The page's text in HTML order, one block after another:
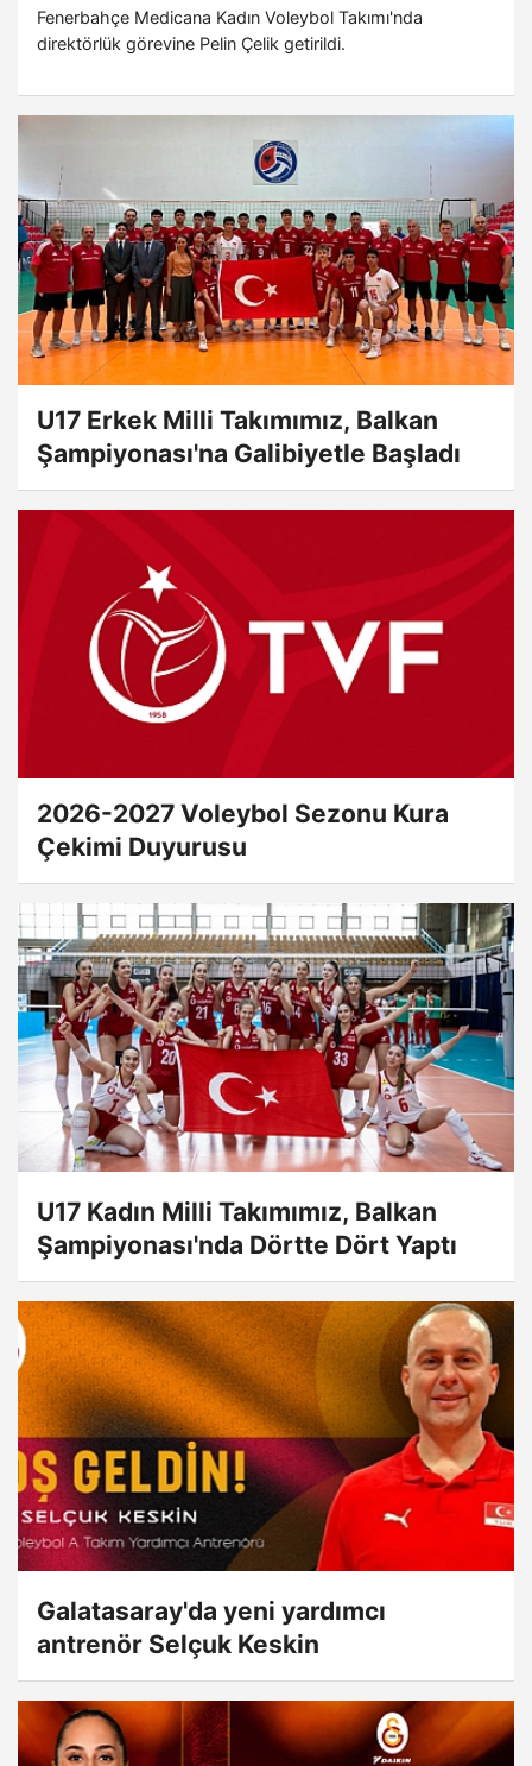
Fenerbahçe Medicana Kadın Voleybol Takımı'nda
direktörlük görevine Pelin Çelik getirildi.
U17 Erkek Milli Takımımız, Balkan
Şampiyonası'na Galibiyetle Başladı
2026-2027 Voleybol Sezonu Kura
Çekimi Duyurusu
U17 Kadın Milli Takımımız, Balkan
Şampiyonası'nda Dörtte Dört Yaptı
Galatasaray'da yeni yardımcı
antrenör Selçuk Keskin